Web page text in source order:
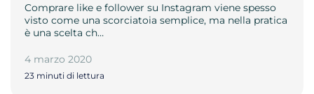
Comprare like e follower su Instagram viene spesso
visto come una scorciatoia semplice, ma nella pratica
è una scelta ch…
4 marzo 2020
23 minuti di lettura